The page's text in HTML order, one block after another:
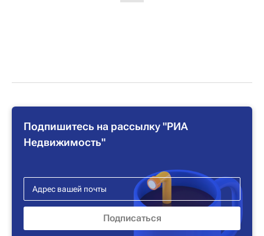
Подпишитесь на рассылку "РИА
Недвижимость"